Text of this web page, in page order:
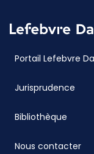
Portail Lefebvre
Jurisprudence
Bibliothèque
Nous contacter